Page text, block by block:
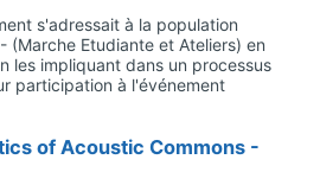
s'adressait à la population
(Marche Etudiante et Ateliers) en
les impliquant dans un processus
participation à l'événement
of Acoustic Commons -